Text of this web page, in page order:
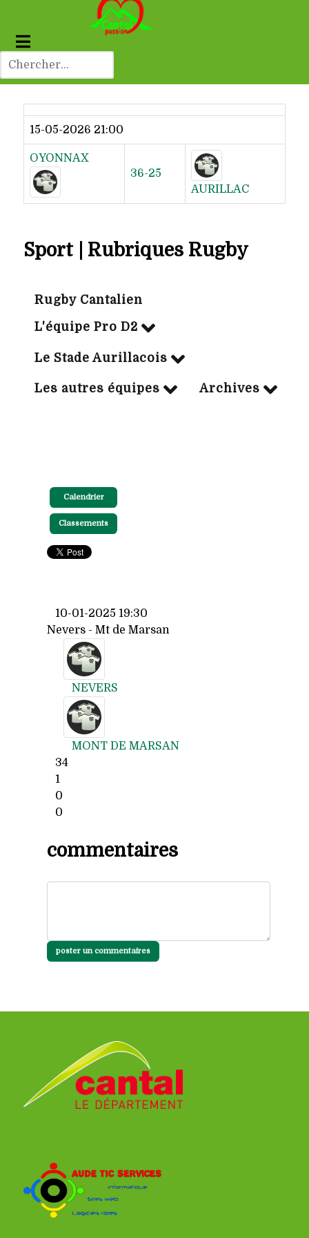
Dernier résultat
15-05-2026 21:00
OYONNAX
36-25
AURILLAC
Sport | Rubriques Rugby
Rugby Cantalien
L'équipe Pro D2
Le Stade Aurillacois
Les autres équipes Archives
Calendrier
Classements
10-01-2025 19:30
Nevers - Mt de Marsan
NEVERS
MONT DE MARSAN
34
1
0
0
commentaires
poster un commentaires